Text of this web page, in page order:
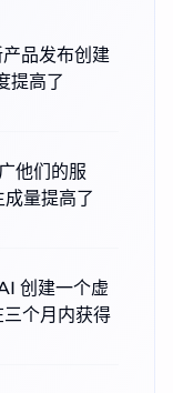
品发布创建
提高了
他们的服
量提高了
创建一个虚
个月内获得